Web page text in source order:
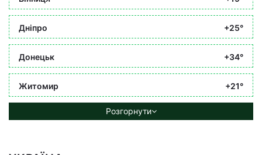
Дніпро +25°
Донецьк +34°
Житомир +21°
Розгорнути